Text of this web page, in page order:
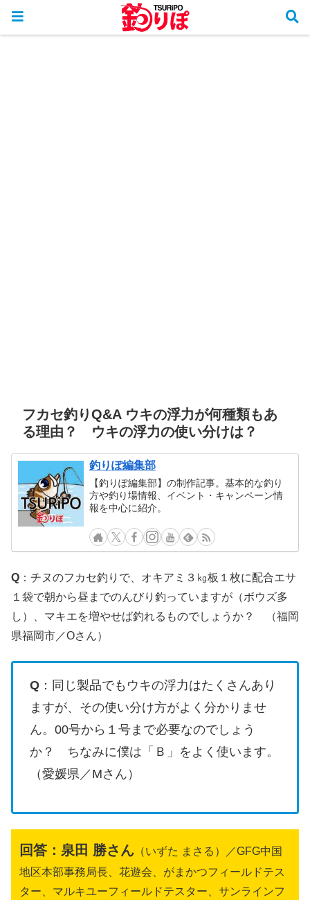
ホーム
フカセ釣りQ&A ウキの浮力が何種類もあ
る理由？ ウキの浮力の使い分けは？
釣りぽ編集部
【釣りぽ編集部】の制作記事。基本的な釣り
方や釣り場情報、イベント・キャンペーン情
報を中心に紹介。
Q ：チヌのフカセ釣りで、オキアミ３㎏板１枚に配合エサ
１袋で朝から昼までのんびり釣っていますが（ボウズ多
し）、マキエを増やせば釣れるものでしょうか？ （福岡
県福岡市／Oさん）
Q ：同じ製品でもウキの浮力はたくさんあり
ますが、その使い分け方がよく分かりませ
ん。00号から１号まで必要なのでしょう
か？ ちなみに僕は「Ｂ」をよく使います。
（愛媛県／Mさん）
回答： 泉田 勝さん （いずた まさる）／GFG中国
地区本部事務局長、花遊会、がまかつフィールドテス
ター、マルキユーフィールドテスター、サンラインフ